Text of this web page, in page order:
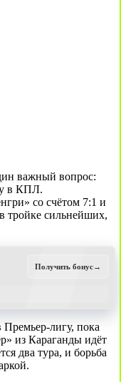
важный вопрос:
в КПЛ.
со счётом 7:1 и
тройке сильнейших,
Получить бонус→
Премьер-лигу, пока
из Караганды идёт
два тура, и борьба